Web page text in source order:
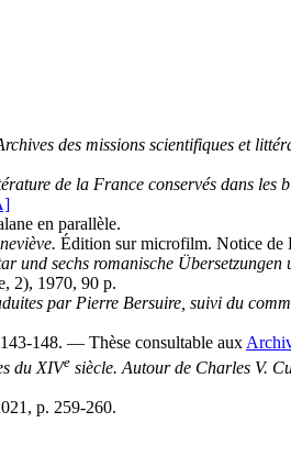
des missions scientifiques et
de la France conservés dans
en parallèle.
Édition sur microfilm. Notice de
und sechs romanische
2), 1970, 90 p.
par Pierre Bersuire, suivi du
148. — Thèse consultable aux
du XIVe siècle. Autour de Charles V.
p. 259-260.